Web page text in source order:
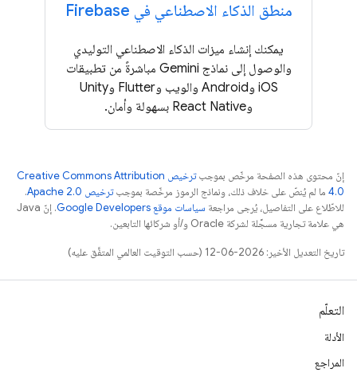
منطق الذكاء الاصطناعي في Firebase
يمكنك إنشاء ميزات الذكاء الاصطناعي التوليدي
والوصول إلى نماذج Gemini مباشرةً من تطبيقات
iOS وAndroid والويب وFlutter وUnity
وReact Native بسهولة وأمان.
إنّ محتوى هذه الصفحة مرخّص بموجب
ترخيص Creative Commons Attribution
4.0‏ ما لم يُنصّ على خلاف ذلك، ونماذج الرموز مرخّصة بموجبترخيص Apache 2.0‏
.
للاطّلاع على التفاصيل، يُرجى مراجعة سياسات موقع Google Developers‏
. إنّ Java
هي علامة تجارية مسجَّلة لشركة Oracle و/أو شركائها التابعين.
تاريخ التعديل الأخير: 2026-06-12 (حسب التوقيت العالمي المتفَّق عليه)
التعلّم
الأدلة
المراجع